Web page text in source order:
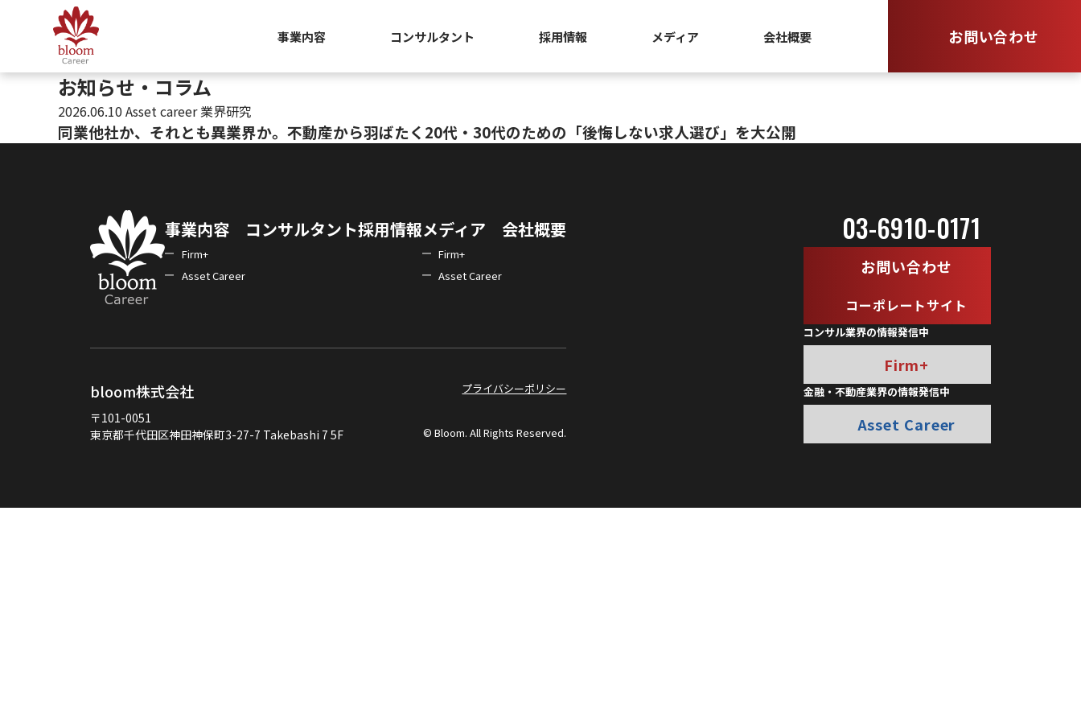
事業内容 コンサルタント 採用情報 メディア 会社概要 お問い合わせ
お知らせ・コラム
2026.06.10Asset career 業界研究
同業他社か、それとも異業界か。不動産から羽ばたく20代・30代のための「後悔しない求人選び」を大公開
事業内容
Firm+
Asset Career
コンサルタント採用情報メディア
Firm+
Asset Career
会社概要
bloom株式会社
〒101-0051
東京都千代田区神田神保町3-27-7 Takebashi 7 5F
プライバシーポリシー
© Bloom. All Rights Reserved.
03-6910-0171
お問い合わせ
コーポレートサイト
コンサル業界の情報発信中
Firm+
金融・不動産業界の情報発信中
Asset Career